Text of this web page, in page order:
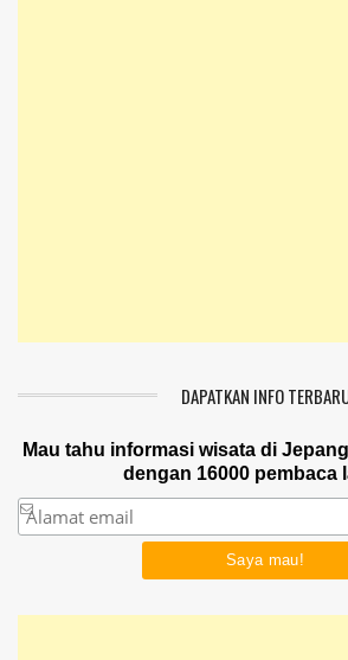
DAPATKAN INFO
Mau tahu informasi wisata di
dengan 16000 pembaca